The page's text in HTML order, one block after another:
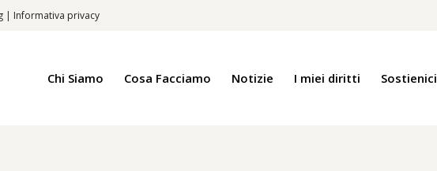
| Informativa privacy
Chi Siamo Cosa Facciamo Notizie I miei diritti Sostienici